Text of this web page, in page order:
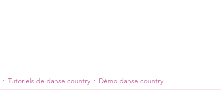
Tutoriels de danse country Démo danse country